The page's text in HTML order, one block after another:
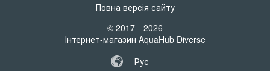
Повна версія сайту
© 2017—2026
Інтернет-магазин AquaHub Diverse
Рус